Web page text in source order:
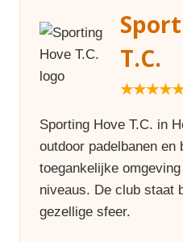
T.C.
Sporting Hove T.C. in
outdoor padelbanen en
toegankelijke
niveaus. De club staat
gezellige sfeer.